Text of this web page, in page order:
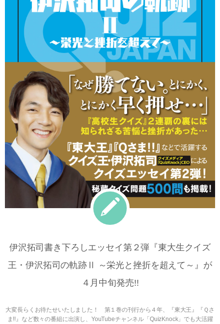
伊沢拓司書き下ろしエッセイ第２弾『東大生クイズ
王・伊沢拓司の軌跡Ⅱ ～栄光と挫折を超えて～』が
４月中旬発売!!
大変長らくお待たせいたしました！ 第１巻の刊行から４年、『東大王』『Ｑさ
ま!!』など数々の番組に出演し、YouTubeチャンネル「QuizKnock」でも大活躍